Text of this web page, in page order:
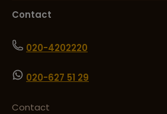
Contact
020-4202220
020-627 51 29
Contact